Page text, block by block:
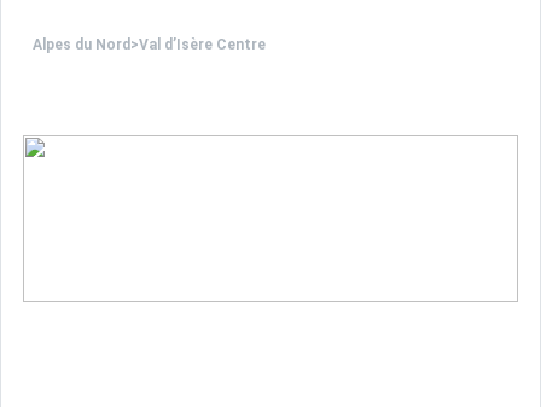
Alpes du Nord >Val d’Isère Centre